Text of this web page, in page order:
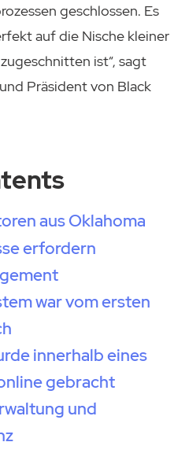
geschlossen. Es
auf die Nische kleiner
ist“, sagt
Präsident von Black
aus Oklahoma
erfordern
war vom ersten
innerhalb eines
gebracht
und